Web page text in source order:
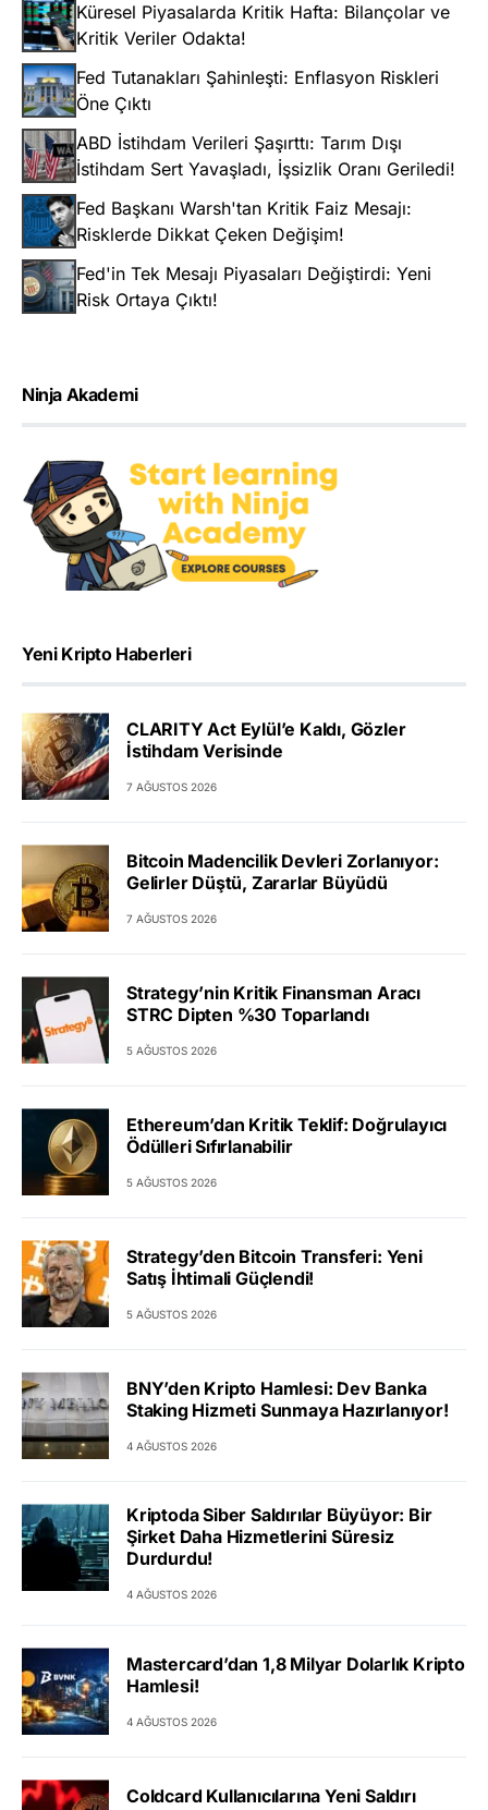
Küresel Piyasalarda Kritik Hafta: Bilançolar ve
Kritik Veriler Odakta!
Fed Tutanakları Şahinleşti: Enflasyon Riskleri
Öne Çıktı
ABD İstihdam Verileri Şaşırttı: Tarım Dışı
İstihdam Sert Yavaşladı, İşsizlik Oranı Geriledi!
Fed Başkanı Warsh'tan Kritik Faiz Mesajı:
Risklerde Dikkat Çeken Değişim!
Fed'in Tek Mesajı Piyasaları Değiştirdi: Yeni
Risk Ortaya Çıktı!
Ninja Akademi
Yeni Kripto Haberleri
CLARITY Act Eylül’e Kaldı, Gözler
İstihdam Verisinde
7 AĞUSTOS 2026
Bitcoin Madencilik Devleri Zorlanıyor:
Gelirler Düştü, Zararlar Büyüdü
7 AĞUSTOS 2026
Strategy’nin Kritik Finansman Aracı
STRC Dipten %30 Toparlandı
5 AĞUSTOS 2026
Ethereum’dan Kritik Teklif: Doğrulayıcı
Ödülleri Sıfırlanabilir
5 AĞUSTOS 2026
Strategy’den Bitcoin Transferi: Yeni
Satış İhtimali Güçlendi!
5 AĞUSTOS 2026
BNY’den Kripto Hamlesi: Dev Banka
Staking Hizmeti Sunmaya Hazırlanıyor!
4 AĞUSTOS 2026
Kriptoda Siber Saldırılar Büyüyor: Bir
Şirket Daha Hizmetlerini Süresiz
Durdurdu!
4 AĞUSTOS 2026
Mastercard’dan 1,8 Milyar Dolarlık Kripto
Hamlesi!
4 AĞUSTOS 2026
Coldcard Kullanıcılarına Yeni Saldırı